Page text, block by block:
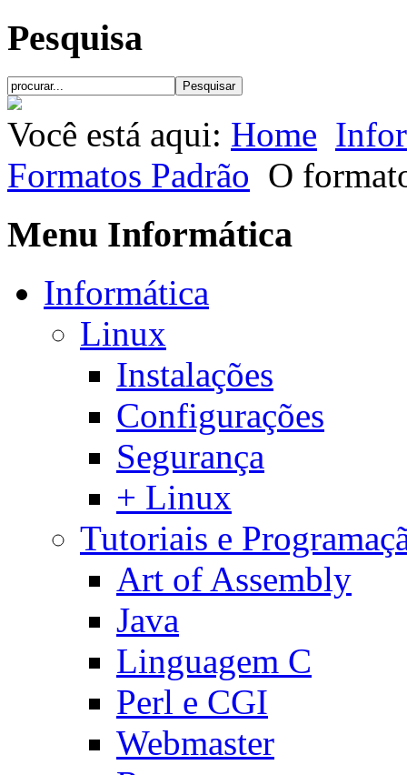
Pesquisa
Você está aqui: Home
Formatos Padrão O
Menu Informática
Informática
Linux
Instalações
Configurações
Segurança
+ Linux
Tutoriais e
Art of Assembly
Java
Linguagem C
Perl e CGI
Webmaster